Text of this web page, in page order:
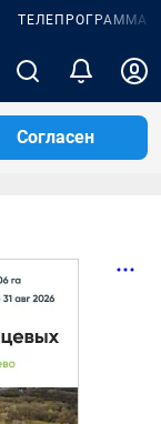
ТЕЛЕПРОГРАММА
Согласен